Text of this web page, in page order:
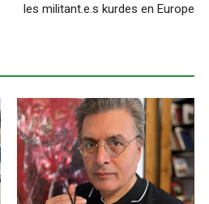
les militant.e.s kurdes en Europe